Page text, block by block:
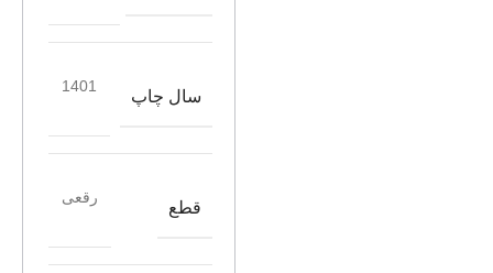
سال چاپ
1401
قطع
رقعی